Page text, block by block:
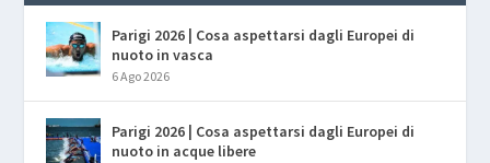
Parigi 2026 | Cosa aspettarsi dagli Europei di
nuoto in vasca
6 Ago 2026
Parigi 2026 | Cosa aspettarsi dagli Europei di
nuoto in acque libere